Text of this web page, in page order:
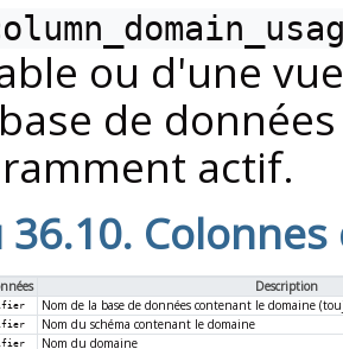
ou d'une
de
actif.
36.10.
Description
Nom de la base de données contenant le domaine
Nom du schéma contenant le domaine
Nom du domaine